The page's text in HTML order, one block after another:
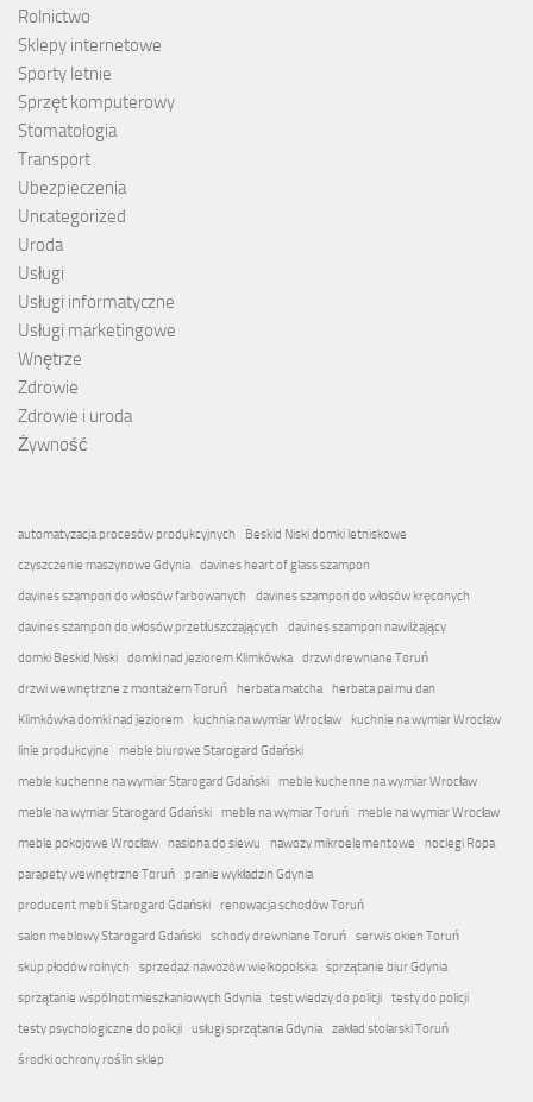
Rolnictwo
Sklepy internetowe
Sporty letnie
Sprzęt komputerowy
Stomatologia
Transport
Ubezpieczenia
Uncategorized
Uroda
Usługi
Usługi informatyczne
Usługi marketingowe
Wnętrze
Zdrowie
Zdrowie i uroda
Żywność
automatyzacja procesów produkcyjnych
Beskid Niski domki letniskowe
czyszczenie maszynowe Gdynia
davines heart of glass szampon
davines szampon do włosów farbowanych
davines szampon do włosów kręconych
davines szampon do włosów przetłuszczających
davines szampon nawilżający
domki Beskid Niski
domki nad jeziorem Klimkówka
drzwi drewniane Toruń
drzwi wewnętrzne z montażem Toruń
herbata matcha
herbata pai mu dan
Klimkówka domki nad jeziorem
kuchnia na wymiar Wrocław
kuchnie na wymiar Wrocław
linie produkcyjne
meble biurowe Starogard Gdański
meble kuchenne na wymiar Starogard Gdański
meble kuchenne na wymiar Wrocław
meble na wymiar Starogard Gdański
meble na wymiar Toruń
meble na wymiar Wrocław
meble pokojowe Wrocław
nasiona do siewu nawozy mikroelementowe
noclegi Ropa
parapety wewnętrzne Toruń
pranie wykładzin Gdynia
producent mebli Starogard Gdański
renowacja schodów Toruń
salon meblowy Starogard Gdański
schody drewniane Toruń
serwis okien Toruń
skup płodów rolnych
sprzedaż nawozów wielkopolska
sprzątanie biur Gdynia
sprzątanie wspólnot mieszkaniowych Gdynia
test wiedzy do policji
testy do policji
testy psychologiczne do policji
usługi sprzątania Gdynia
zakład stolarski Toruń
środki ochrony roślin sklep